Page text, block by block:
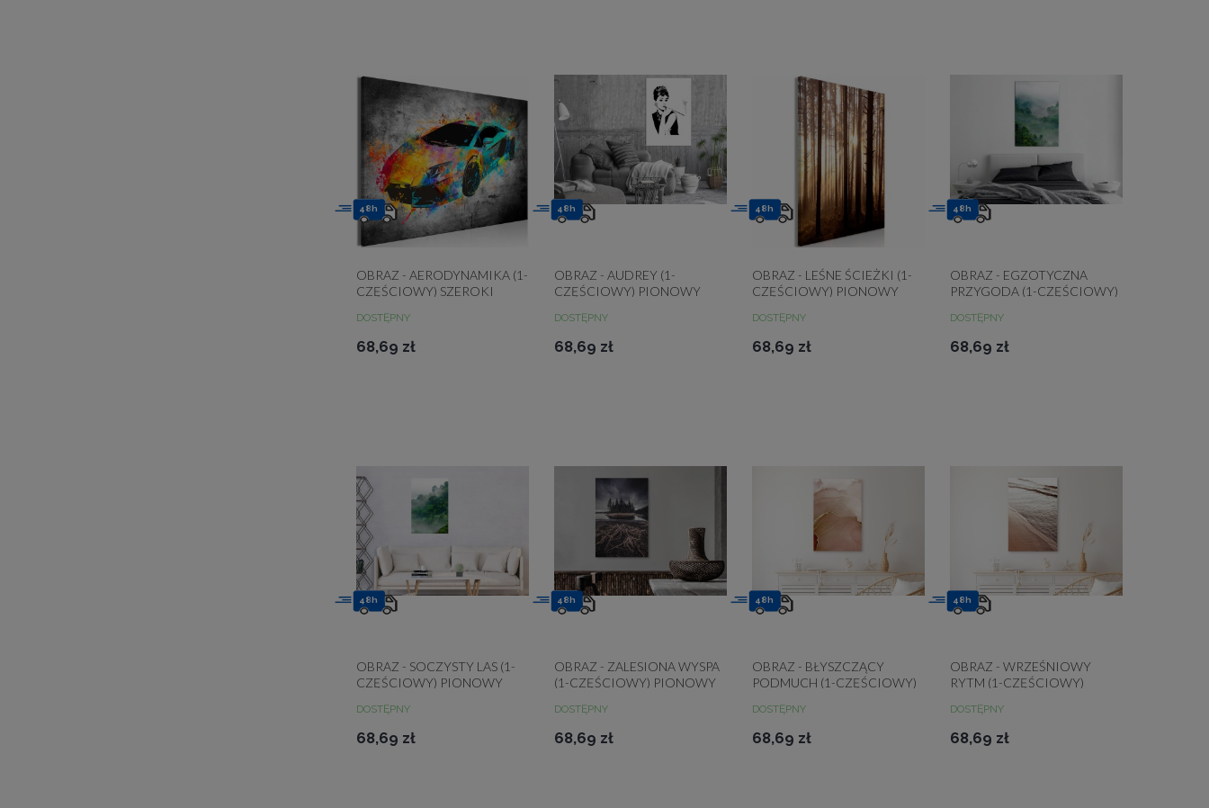
OBRAZ - AERODYNAMIKA (1-
CZĘŚCIOWY) SZEROKI
DOSTĘPNY
68,69 zł
48h
OBRAZ - AUDREY (1-
CZĘŚCIOWY) PIONOWY
DOSTĘPNY
68,69 zł
48h
OBRAZ - LEŚNE ŚCIEŻKI (1-
CZĘŚCIOWY) PIONOWY
DOSTĘPNY
68,69 zł
48h
OBRAZ - EGZOTYCZNA
PRZYGODA (1-CZĘŚCIOWY)
DOSTĘPNY
68,69 zł
48h
OBRAZ - SOCZYSTY LAS (1-
CZĘŚCIOWY) PIONOWY
DOSTĘPNY
68,69 zł
48h
OBRAZ - ZALESIONA WYSPA
(1-CZĘŚCIOWY) PIONOWY
DOSTĘPNY
68,69 zł
48h
OBRAZ - BŁYSZCZĄCY
PODMUCH (1-CZĘŚCIOWY)
DOSTĘPNY
68,69 zł
48h
OBRAZ - WRZEŚNIOWY
RYTM (1-CZĘŚCIOWY)
DOSTĘPNY
68,69 zł
48h